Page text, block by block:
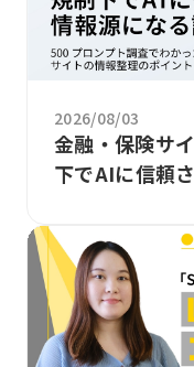
2026/08/03
金融・保険サ
下でAIに信頼